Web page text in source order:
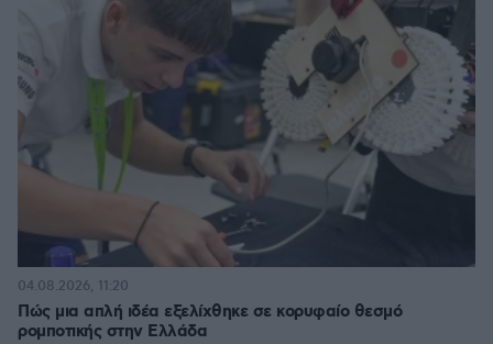
Πώς μια απλή ιδέα εξελίχθηκε σε κορυφαίο θεσμό
ρομποτικής στην Ελλάδα
04.08.2026, 11:20